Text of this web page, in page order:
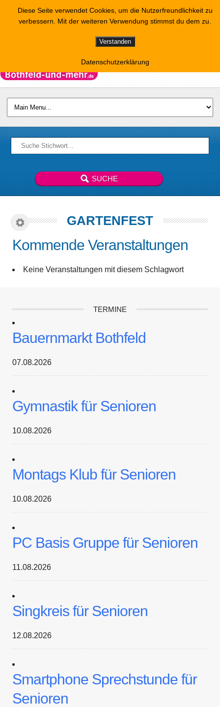
GARTENFEST
Kommende Veranstaltungen
Keine Veranstaltungen mit diesem Schlagwort
TERMINE
Bauernmarkt Bothfeld
07.08.2026
Gymnastik für Senioren
10.08.2026
Montags Klub für Senioren
10.08.2026
PC Basis Gruppe für Senioren
11.08.2026
Singkreis für Senioren
12.08.2026
Smartphone Sprechstunde für
Senioren
Diese Seite verwendet Cookies, um die Nutzerfreundlichkeit zu
verbessern. Mit der weiteren Verwendung stimmst du dem zu.
Verstanden
Datenschutzerklärung